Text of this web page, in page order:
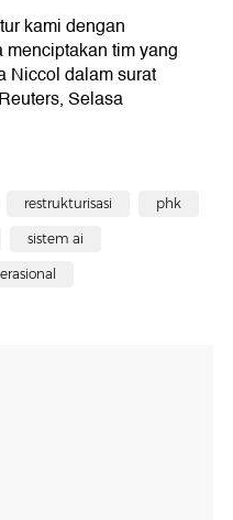
kami dengan
tim yang
Niccol dalam surat
Selasa
restrukturisasi phk
sistem ai